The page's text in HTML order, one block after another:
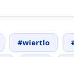
#wiertlo